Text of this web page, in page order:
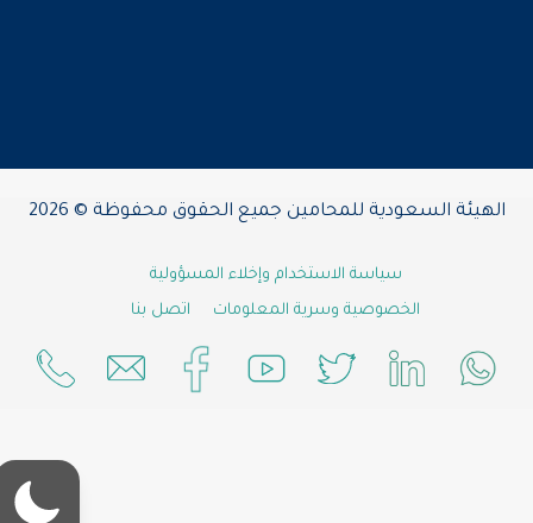
الهيئة السعودية للمحامين جميع الحقوق محفوظة © 2026
سياسة الاستخدام وإخلاء المسؤولية
الخصوصية وسرية المعلومات
اتصل بنا